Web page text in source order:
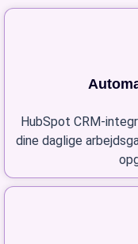
HubSpot CRM-
dine daglige